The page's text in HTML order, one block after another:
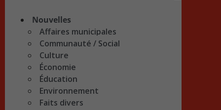
Nouvelles
Affaires municipales
Communauté / Social
Culture
Économie
Éducation
Environnement
Faits divers